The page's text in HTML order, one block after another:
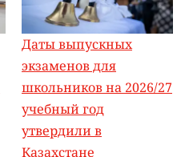
Даты выпускных
экзаменов для
школьников на 2026/27
учебный год
утвердили в
Казахстане